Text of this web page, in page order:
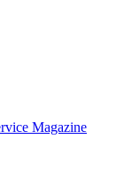
Magazine